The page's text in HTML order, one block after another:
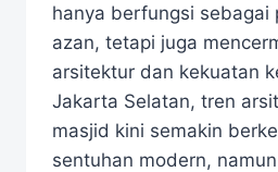
hanya berfungsi sebagai
azan, tetapi juga
arsitektur dan kekuatan
Jakarta Selatan, tren
masjid kini semakin
sentuhan modern,